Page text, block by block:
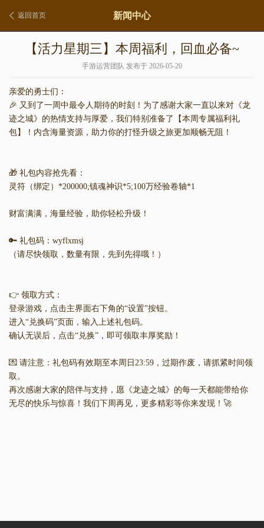
返回首页 新闻中心
【活力星期三】本周福利，回血必备~
手游运营团队 发布于 2026-05-20
亲爱的勇士们：
🎉 又到了一周中最令人期待的时刻！为了感谢大家一直以来对《龙
迹之城》的热情支持与厚爱，我们特别准备了【本周专属福利礼
包】！内含海量资源，助力你的打怪升级之旅更加顺畅无阻！
🎁 礼包内容抢先看：
灵符（绑定）*200000;镇魂神识*5;100万经验卷轴*1
财富满满，海量经验，助你轻松升级！
🔑 礼包码：wyflxmsj
（请尽快领取，数量有限，先到先得哦！）
👉 领取方式：
登录游戏，点击主界面右下角的“设置”按钮。
进入“兑换码”页面，输入上述礼包码。
确认无误后，点击“兑换”，即可领取丰厚奖励！
💌 请注意：礼包码有效期至本周日23:59，过期作废，请抓紧时间领
取。
再次感谢大家的陪伴与支持，愿《龙迹之城》的每一天都能带给你
无尽的快乐与惊喜！我们下周再见，更多精彩等你来发现！🚀